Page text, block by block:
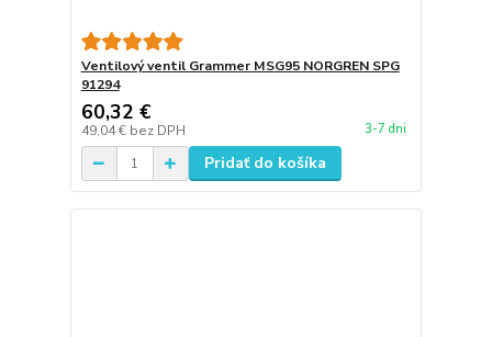
Ventilový ventil Grammer MSG95 NORGREN SPG
91294
60,32 €
49,04 € bez DPH 3-7 dni
Pridať do košíka